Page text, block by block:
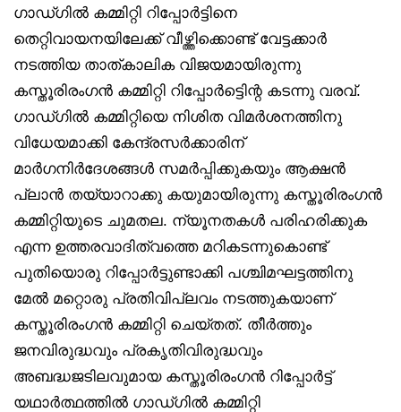
ഗാഡ്ഗില്‍ കമ്മിറ്റി റിപ്പോര്‍ട്ടിനെ
തെറ്റിവായനയിലേക്ക് വീഴ്ത്തിക്കൊണ്ട് വേട്ടക്കാര്‍
നടത്തിയ താത്കാലിക വിജയമായിരുന്നു
കസ്തൂരിരംഗന്‍ കമ്മിറ്റി റിപ്പോര്‍ട്ടിെന്റ കടന്നു വരവ്.
ഗാഡ്ഗില്‍ കമ്മിറ്റിയെ നിശിത വിമര്‍ശനത്തിനു
വിധേയമാക്കി കേന്ദ്രസര്‍ക്കാരിന്
മാര്‍ഗനിര്‍ദേശങ്ങള്‍ സമര്‍പ്പിക്കുകയും ആക്ഷന്‍
പ്ലാന്‍ തയ്യാറാക്കു കയുമായിരുന്നു കസ്തൂരിരംഗന്‍
കമ്മിറ്റിയുടെ ചുമതല. ന്യൂനതകള്‍ പരിഹരിക്കുക
എന്ന ഉത്തരവാദിത്വത്തെ മറികടന്നുകൊണ്ട്
പുതിയൊരു റിപ്പോര്‍ട്ടുണ്ടാക്കി പശ്ചിമഘട്ടത്തിനു
മേല്‍ മറ്റൊരു പ്രതിവിപ്ലവം നടത്തുകയാണ്
കസ്തൂരിരംഗന്‍ കമ്മിറ്റി ചെയ്തത്. തീര്‍ത്തും
ജനവിരുദ്ധവും പ്രകൃതിവിരുദ്ധവും
അബദ്ധജടിലവുമായ കസ്തൂരിരംഗന്‍ റിപ്പോര്‍ട്ട്
യഥാര്‍ത്ഥത്തില്‍ ഗാഡ്ഗില്‍ കമ്മിറ്റി